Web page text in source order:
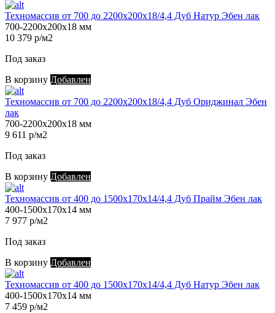
Техномассив от 700 до 2200х200х18/4,4 Дуб Натур Эбен лак
700-2200х200х18 мм
10 379 р/м2
Под заказ
В корзину Добавлен
Техномассив от 700 до 2200х200х18/4,4 Дуб Ориджинал Эбен
лак
700-2200х200х18 мм
9 611 р/м2
Под заказ
В корзину Добавлен
Техномассив от 400 до 1500х170х14/4,4 Дуб Прайм Эбен лак
400-1500х170х14 мм
7 977 р/м2
Под заказ
В корзину Добавлен
Техномассив от 400 до 1500х170х14/4,4 Дуб Натур Эбен лак
400-1500х170х14 мм
7 459 р/м2